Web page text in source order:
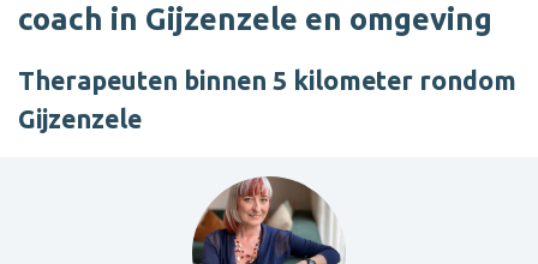
coach in Gijzenzele en omgeving
Therapeuten binnen 5 kilometer rondom
Gijzenzele